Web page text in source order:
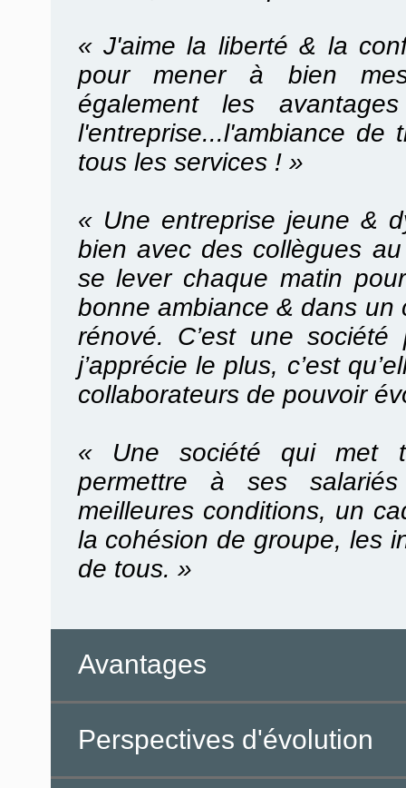
« J'aime la liberté & la
pour mener à bien
également les
l'entreprise...l'ambiance de
tous les services ! »
« Une entreprise jeune &
bien avec des collègues
se lever chaque matin
bonne ambiance & dans un
rénové. C’est une
j’apprécie le plus, c’est
collaborateurs de pouvoir
« Une société qui met
permettre à ses
meilleures conditions, un
la cohésion de groupe, les
de tous. »
Avantages
Perspectives d'évolution